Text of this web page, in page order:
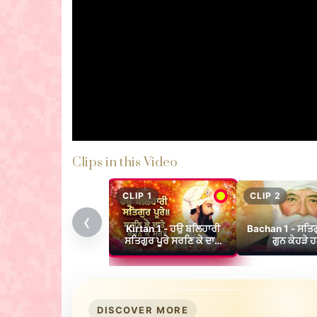
Clips in this Video
‹
CLIP 1
Kirtan 1 - ਹਉ ਬਲਿਹਾਰੀ
ਸਤਿਗੁਰ ਪੂਰੇ ਸਰਣਿ ਕੇ ਦਾਤੇ
ਬਚਨ ਕੇ ਸੂਰੇ
CLIP 2
Bachan 1 -
ਗੁਨ ਕੇਹੜੇ
DISCOVER MORE